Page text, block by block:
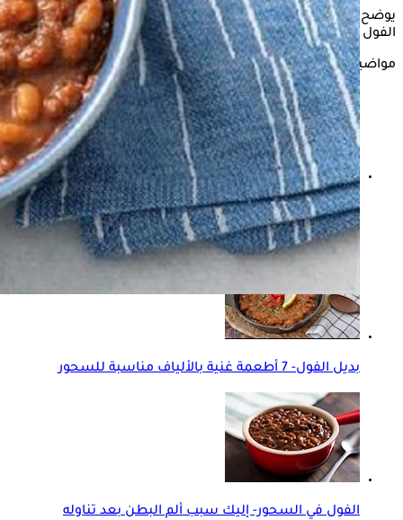
يوضح "الكونسلتو" في السطور التالية، ما يحدث للجسم عند تناول
الفول يوميًا، وفقًا لما ذكره موقع "Very well health".
مواضيع ذات صلة
فول رمضان- إليك أسباب انتفاخ البطن بعد تناوله في
السحور
بديل الفول- 7 أطعمة غنية بالألياف مناسبة للسحور
الفول في السحور- إليك سبب ألم البطن بعد تناوله